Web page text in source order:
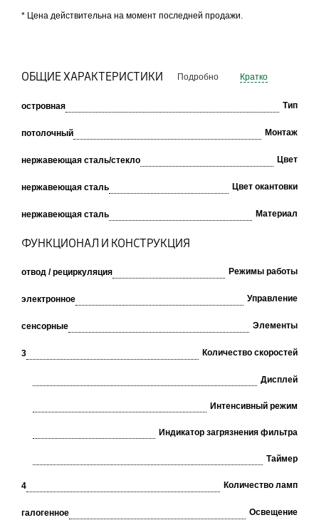
* Цена действительна на момент последней продажи.
ОБЩИЕ ХАРАКТЕРИСТИКИ Подробно Кратко
островная Тип
потолочный Монтаж
нержавеющая сталь/стекло Цвет
нержавеющая сталь Цвет окантовки
нержавеющая сталь Материал
ФУНКЦИОНАЛ И КОНСТРУКЦИЯ
отвод / рециркуляция Режимы работы
электронное Управление
сенсорные Элементы
3 Количество скоростей
Дисплей
Интенсивный режим
Индикатор загрязнения фильтра
Таймер
4 Количество ламп
галогенное Освещение